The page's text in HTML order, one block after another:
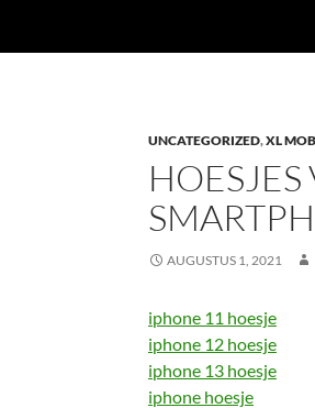
UNCATEGORIZED,XL
HOESJES
AUGUSTUS 1, 2021
iphone 11 hoesje
iphone 12 hoesje
iphone 13 hoesje
iphone hoesje